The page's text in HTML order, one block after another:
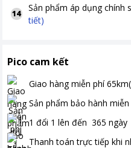
14
Sản phẩm áp dụng chính
tiết)
Pico cam kết
Giao hàng miễn phí
Sản phẩm bảo hành
1 đổi 1 lên đến 365 ngày
Thanh toán trực tiếp khi